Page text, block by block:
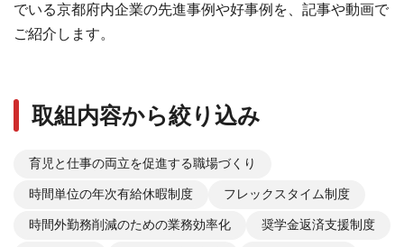
でいる京都府内企業の先進事例や好事例を、記事や動画で
ご紹介します。
取組内容から絞り込み
育児と仕事の両立を促進する職場づくり
時間単位の年次有給休暇制度 フレックスタイム制度
時間外勤務削減のための業務効率化 奨学金返済支援制度